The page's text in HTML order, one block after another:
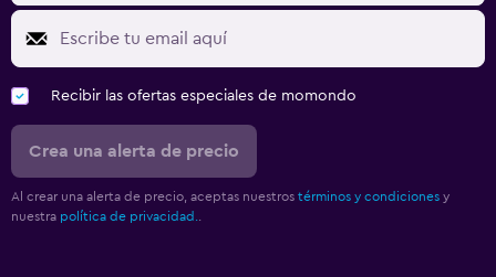
Recibir las ofertas especiales de momondo
Crea una alerta de precio
Al crear una alerta de precio, aceptas nuestros términos y condiciones y
nuestra política de privacidad.